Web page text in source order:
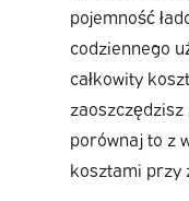
pojemność
codziennego
całkowity
porównaj to z
kosztami przy